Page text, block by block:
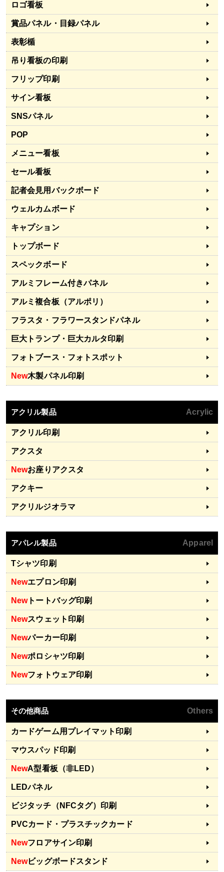
ロゴ看板
賞品パネル・目録パネル
表彰楯
吊り看板の印刷
フリップ印刷
サイン看板
SNSパネル
POP
メニュー看板
セール看板
記者会見用バックボード
ウェルカムボード
キャプション
トップボード
スペックボード
アルミフレーム付きパネル
アルミ複合板（アルポリ）
フラスタ・フラワースタンドパネル
巨大トランプ・巨大カルタ印刷
フォトブース・フォトスポット
New木製パネル印刷
アクリル製品 Acrylic
アクリル印刷
アクスタ
Newお座りアクスタ
アクキー
アクリルジオラマ
アパレル製品 Apparel
Tシャツ印刷
Newエプロン印刷
Newトートバッグ印刷
Newスウェット印刷
Newパーカー印刷
Newポロシャツ印刷
Newフォトウェア印刷
その他商品 Others
カードゲーム用プレイマット印刷
マウスパッド印刷
NewA型看板（非LED）
LEDパネル
ビジタッチ（NFCタグ）印刷
PVCカード・プラスチックカード
Newフロアサイン印刷
Newビッグボードスタンド